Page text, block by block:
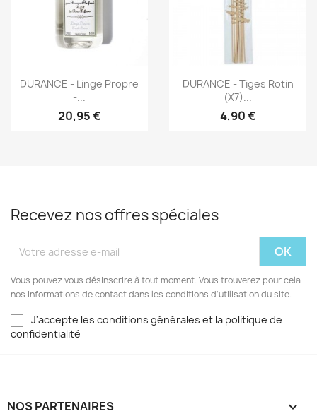
Aperçu rapide
DURANCE - Linge Propre
-...
20,95 €
Aperçu rapide
DURANCE - Tiges Rotin
(x7)...
4,90 €
Recevez nos offres spéciales
Vous pouvez vous désinscrire à tout moment. Vous trouverez pour cela
nos informations de contact dans les conditions d'utilisation du site.
J'accepte les conditions générales et la politique de
confidentialité
NOS PARTENAIRES 